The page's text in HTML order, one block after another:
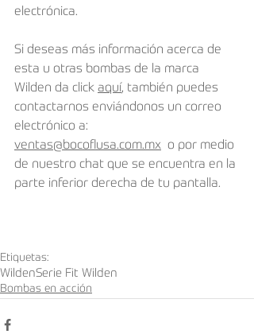
electrónica.
Si deseas más información acerca de
esta u otras bombas de la marca
Wilden da click aquí, también puedes
contactarnos enviándonos un correo
electrónico a:
ventas@bocoflusa.com.mx
  o por medio
de nuestro chat que se encuentra en la
parte inferior derecha de tu pantalla.
Etiquetas:
WildenSerie Fit Wilden
Bombas en acción